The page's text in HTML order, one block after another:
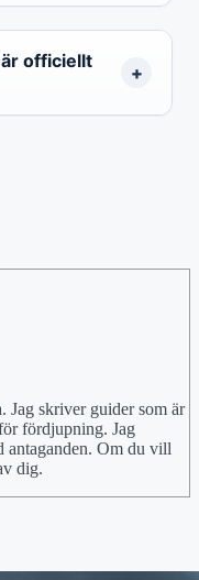
officiellt
Jag skriver guider som är
fördjupning. Jag
antaganden. Om du vill
dig.